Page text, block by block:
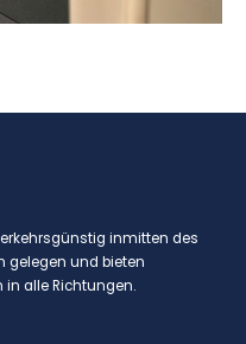
inmitten des
gelegen und bieten
in alle Richtungen.